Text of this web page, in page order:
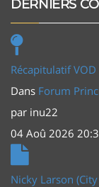
DERNIERS
Récapitulatif
Dans Forum
par inu22
04 Aoû 2026
Nicky Larson